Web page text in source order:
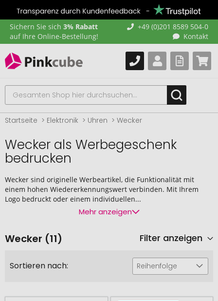
Sichern Sie sich 3% Rabatt
auf Ihre Online-Bestellung!
+49 (0)201 8589 504-0
Kontakt
Startseite Elektronik Uhren Wecker
Wecker als Werbegeschenk
bedrucken
Wecker sind originelle Werbeartikel, die Funktionalität mit
einem hohen Wiedererkennungswert verbinden. Mit Ihrem
Logo bedruckt oder einem individuellen...
Mehr anzeigen
Wecker (11) Filter anzeigen
Sortieren nach: Reihenfolge